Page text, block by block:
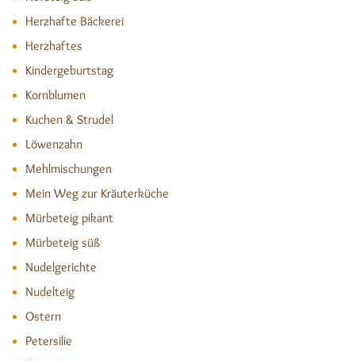
Herzhafte Bäckerei
Herzhaftes
Kindergeburtstag
Kornblumen
Kuchen & Strudel
Löwenzahn
Mehlmischungen
Mein Weg zur Kräuterküche
Mürbeteig pikant
Mürbeteig süß
Nudelgerichte
Nudelteig
Ostern
Petersilie